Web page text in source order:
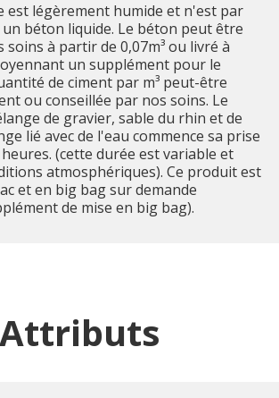
est légèrement humide et n'est par
béton liquide. Le béton peut être
à partir de 0,07m³ ou livré à
un supplément pour le
de ciment par m³ peut-être
ou conseillée par nos soins. Le
de gravier, sable du rhin et de
lié avec de l'eau commence sa prise
(cette durée est variable et
atmosphériques). Ce produit est
et en big bag sur demande
de mise en big bag).
Attributs